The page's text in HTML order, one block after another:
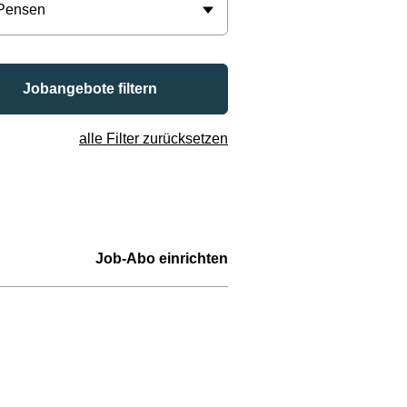
Jobangebote filtern
alle Filter zurücksetzen
Job-Abo einrichten